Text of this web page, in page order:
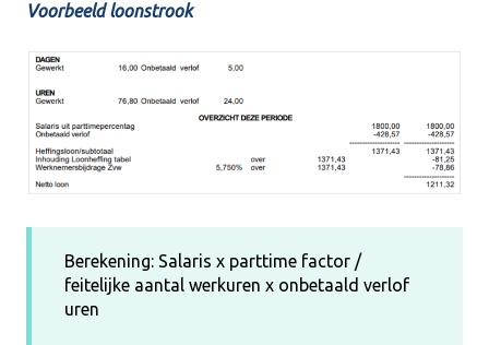
Voorbeeld loonstrook
Berekening: Salaris x parttime factor /
feitelijke aantal werkuren x onbetaald verlof
uren